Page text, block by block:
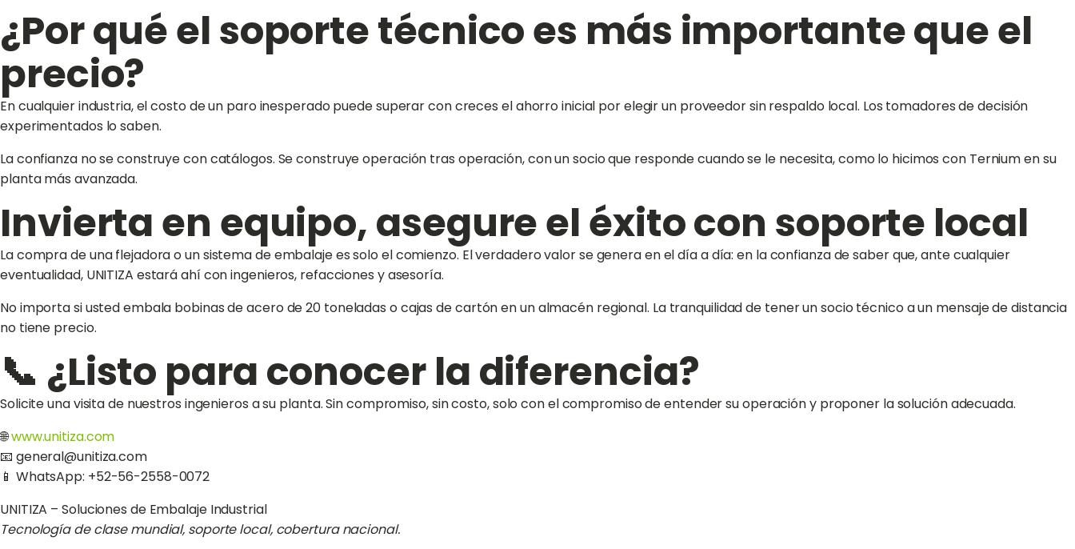
¿Por qué el soporte técnico es más importante que el
precio?
En cualquier industria, el costo de un paro inesperado puede superar con creces el ahorro inicial por elegir un proveedor sin respaldo local. Los tomadores de decisión
experimentados lo saben.
La confianza no se construye con catálogos. Se construye operación tras operación, con un socio que responde cuando se le necesita, como lo hicimos con Ternium en su
planta más avanzada.
Invierta en equipo, asegure el éxito con soporte local
La compra de una flejadora o un sistema de embalaje es solo el comienzo. El verdadero valor se genera en el día a día: en la confianza de saber que, ante cualquier
eventualidad, UNITIZA estará ahí con ingenieros, refacciones y asesoría.
No importa si usted embala bobinas de acero de 20 toneladas o cajas de cartón en un almacén regional. La tranquilidad de tener un socio técnico a un mensaje de distancia
no tiene precio.
📞 ¿Listo para conocer la diferencia?
Solicite una visita de nuestros ingenieros a su planta. Sin compromiso, sin costo, solo con el compromiso de entender su operación y proponer la solución adecuada.
🌐www.unitiza.com
📧 general@unitiza.com
📱 WhatsApp: +52-56-2558-0072
UNITIZA – Soluciones de Embalaje Industrial
Tecnología de clase mundial, soporte local, cobertura nacional.